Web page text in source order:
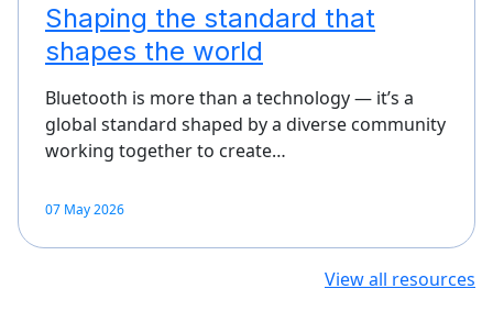
Shaping the standard that
shapes the world
Bluetooth is more than a technology — it’s a
global standard shaped by a diverse community
working together to create…
07 May 2026
View all resources